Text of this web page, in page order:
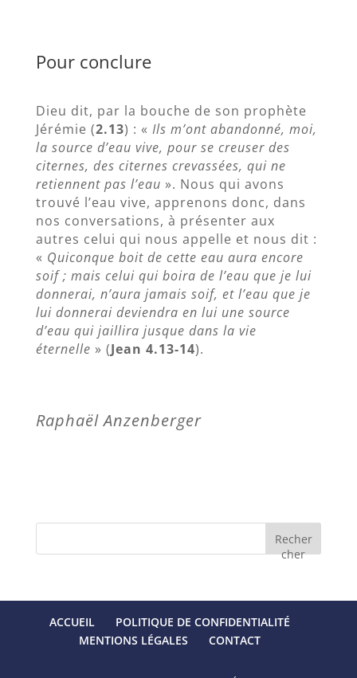
Pour conclure
Dieu dit, par la bouche de son prophète
Jérémie (2.13) : « Ils m’ont abandonné, moi,
la source d’eau vive, pour se creuser des
citernes, des citernes crevassées, qui ne
retiennent pas l’eau ». Nous qui avons
trouvé l’eau vive, apprenons donc, dans
nos conversations, à présenter aux
autres celui qui nous appelle et nous dit :
« Quiconque boit de cette eau aura encore
soif ; mais celui qui boira de l’eau que je lui
donnerai, n’aura jamais soif, et l’eau que je
lui donnerai deviendra en lui une source
d’eau qui jaillira jusque dans la vie
éternelle » (Jean 4.13-14).
Raphaël Anzenberger
Recher
cher
ACCUEIL
POLITIQUE DE CONFIDENTIALITÉ
MENTIONS LÉGALES
CONTACT